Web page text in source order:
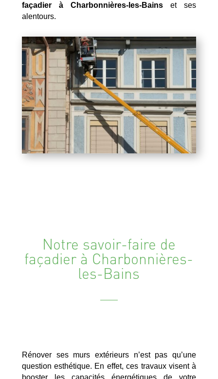
façadier à Charbonnières-les-Bains et ses
alentours.
Notre savoir-faire de
façadier à Charbonnières-
les-Bains
Rénover ses murs extérieurs n’est pas qu’une
question esthétique. En effet, ces travaux visent à
booster les capacités énergétiques de votre